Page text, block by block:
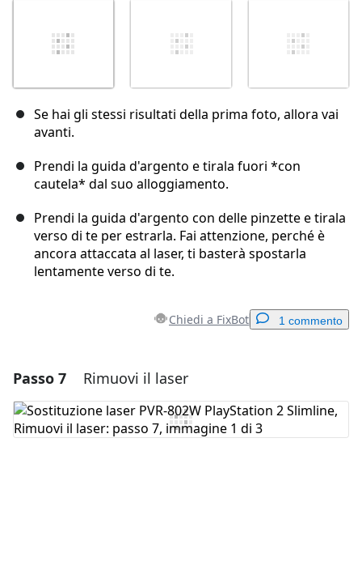
Se hai gli stessi risultati della prima foto, allora vai
avanti.
Prendi la guida d'argento e tirala fuori *con
cautela* dal suo alloggiamento.
Prendi la guida d'argento con delle pinzette e tirala
verso di te per estrarla. Fai attenzione, perché è
ancora attaccata al laser, ti basterà spostarla
lentamente verso di te.
Chiedi a FixBot 1 commento
Aggiungi un commento
Aggiungi Commento
Passo 7 Rimuovi il laser